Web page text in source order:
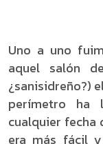
Uno a uno
aquel salón
¿sanisidreño?)
perímetro ha
cualquier fecha
era más fácil